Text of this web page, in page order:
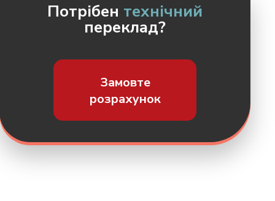
Потрібен технічний
переклад?
Замовте
розрахунок